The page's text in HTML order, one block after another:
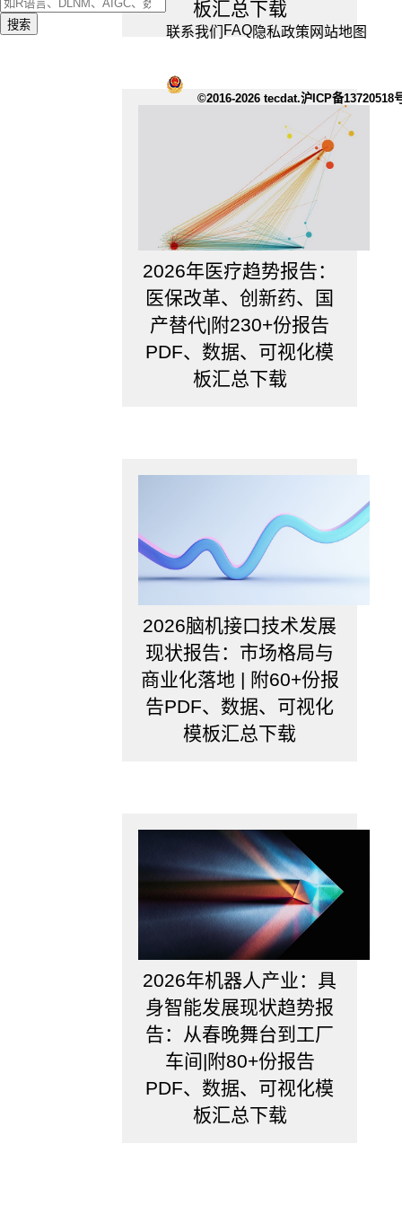
板汇总下载
2026年医疗趋势报告：
医保改革、创新药、国
产替代|附230+份报告
PDF、数据、可视化模
板汇总下载
2026脑机接口技术发展
现状报告：市场格局与
商业化落地 | 附60+份报
告PDF、数据、可视化
模板汇总下载
2026年机器人产业：具
身智能发展现状趋势报
告：从春晚舞台到工厂
车间|附80+份报告
PDF、数据、可视化模
板汇总下载
搜索 联系我们 FAQ隐私政策 网站地图
©2016-2026 tecdat.沪ICP备13720518